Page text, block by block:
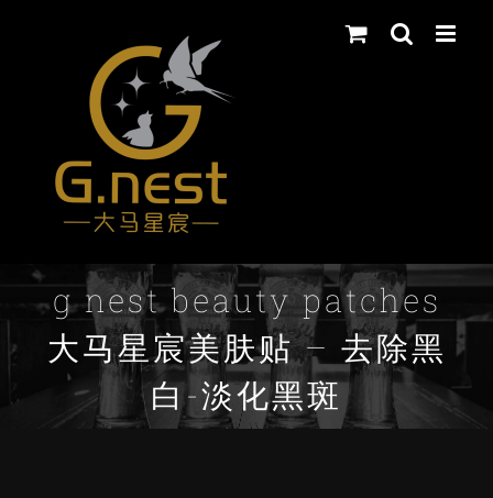
g nest beauty patches
大马星宸美肤贴 – 去除黑
白-淡化黑斑